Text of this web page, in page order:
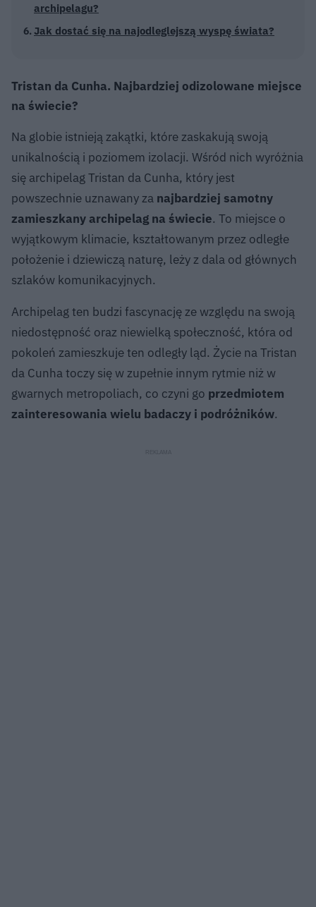
archipelagu?
Jak dostać się na najodleglejszą wyspę świata?
Tristan da Cunha. Najbardziej odizolowane miejsce
na świecie?
Na globie istnieją zakątki, które zaskakują swoją
unikalnością i poziomem izolacji. Wśród nich wyróżnia
się archipelag Tristan da Cunha, który jest
powszechnie uznawany za najbardziej samotny
zamieszkany archipelag na świecie. To miejsce o
wyjątkowym klimacie, kształtowanym przez odległe
położenie i dziewiczą naturę, leży z dala od głównych
szlaków komunikacyjnych.
Archipelag ten budzi fascynację ze względu na swoją
niedostępność oraz niewielką społeczność, która od
pokoleń zamieszkuje ten odległy ląd. Życie na Tristan
da Cunha toczy się w zupełnie innym rytmie niż w
gwarnych metropoliach, co czyni go przedmiotem
zainteresowania wielu badaczy i podróżników.